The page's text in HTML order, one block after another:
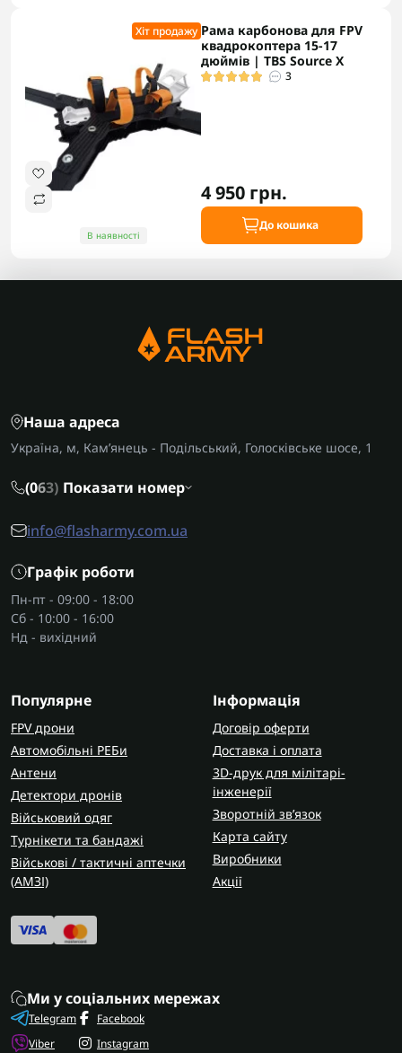
Хіт продажу
В наявності
Рама карбонова для FPV
квадрокоптера 15-17
дюймів | TBS Source X
3
4 950 грн.
До кошика
Наша адреса
Україна, м, Кам’янець - Подільський, Голосківське шосе, 1
(063) Показати номер
info@flasharmy.com.ua
Графік роботи
Пн-пт - 09:00 - 18:00
Сб - 10:00 - 16:00
Нд - вихідний
Популярне
FPV дрони
Автомобільні РЕБи
Антени
Детектори дронів
Військовий одяг
Турнікети та бандажі
Військові / тактичні аптечки
(AMЗІ)
Інформація
Договір оферти
Доставка і оплата
3D-друк для мілітарі-
інженерії
Зворотній зв’язок
Карта сайту
Виробники
Акції
Ми у соціальних мережах
Telegram
Viber
Facebook
Instagram